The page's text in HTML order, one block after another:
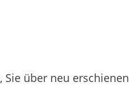
über neu erschienen